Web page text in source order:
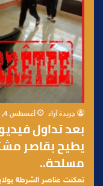
جريدة آراء أغسطس 4, 2026
بعد تداول
يطيح بقاصر
مسلحة..